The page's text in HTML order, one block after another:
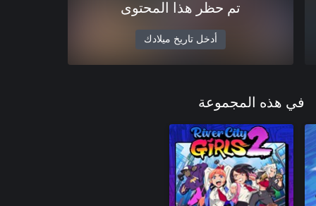
تم حظر هذا المحتوى
أدخل تاريخ ميلادك
في هذه المجموعة